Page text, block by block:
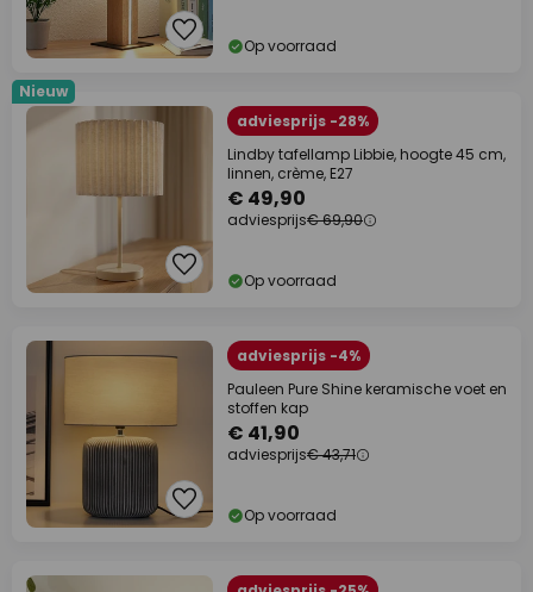
Op voorraad
Nieuw
adviesprijs -28%
Lindby tafellamp Libbie, hoogte 45 cm,
linnen, crème, E27
€ 49,90
adviesprijs€ 69,90
Op voorraad
adviesprijs -4%
Pauleen Pure Shine keramische voet en
stoffen kap
€ 41,90
adviesprijs€ 43,71
Op voorraad